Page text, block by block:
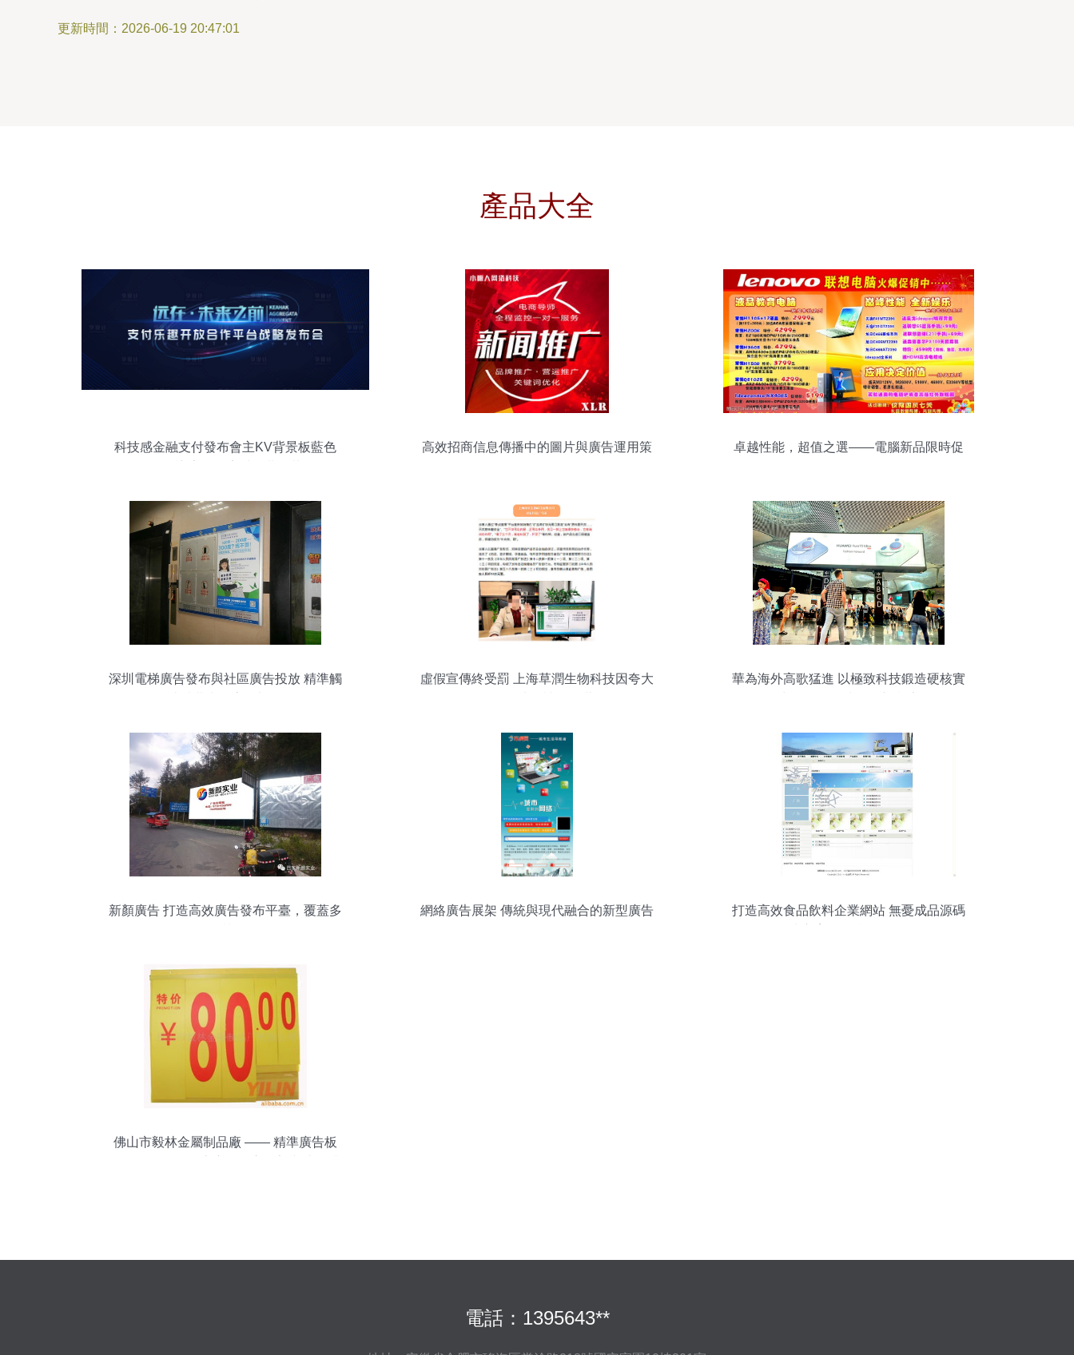
更新時間：2026-06-19 20:47:01
產品大全
科技感金融支付發布會主KV背景板藍色
高效招商信息傳播中的圖片與廣告運用策
卓越性能，超值之選——電腦新品限時促
深圳電梯廣告發布與社區廣告投放 精準觸
虛假宣傳終受罰 上海草潤生物科技因夸大
華為海外高歌猛進 以極致科技鍛造硬核實
新顏廣告 打造高效廣告發布平臺，覆蓋多
網絡廣告展架 傳統與現代融合的新型廣告
打造高效食品飲料企業網站 無憂成品源碼
佛山市毅林金屬制品廠 —— 精準廣告板
電話：1395643**